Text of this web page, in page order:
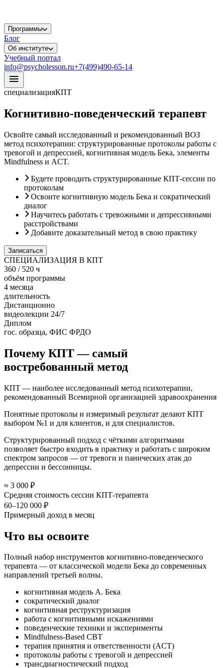
Программы
Блог
Об институте
Учебный портал
info@psycholesson.ru+7(499)490-65-14
специализацияКПТ
Когнитивно-поведенческий терапевт
Освойте самый исследованный и рекомендованный ВОЗ
метод психотерапии: структурированные протоколы работы с
тревогой и депрессией, когнитивная модель Бека, элементы
Mindfulness и ACT.
Будете проводить структурированные КПТ-сессии по
протоколам
Освоите когнитивную модель Бека и сократический
диалог
Научитесь работать с тревожными и депрессивными
расстройствами
Добавите доказательный метод в свою практику
Записаться
СПЕЦИАЛИЗАЦИЯ В КПТ
360 / 520 ч
объём программы
4 месяца
длительность
Дистанционно
видеолекции 24/7
Диплом
гос. образца, ФИС ФРДО
Почему КПТ — самый
востребованный метод
КПТ — наиболее исследованный метод психотерапии,
рекомендованный Всемирной организацией здравоохранения
Понятные протоколы и измеримый результат делают КПТ
выбором №1 и для клиентов, и для специалистов.
Структурированный подход с чёткими алгоритмами
позволяет быстро входить в практику и работать с широким
спектром запросов — от тревоги и панических атак до
депрессии и бессонницы.
≈ 3 000 ₽
Средняя стоимость сессии КПТ-терапевта
60–120 000 ₽
Примерный доход в месяц
Что вы освоите
Полный набор инструментов когнитивно-поведенческого
терапевта — от классической модели Бека до современных
направлений третьей волны.
когнитивная модель А. Бека
сократический диалог
когнитивная реструктуризация
работа с когнитивными искажениями
поведенческие техники и эксперименты
Mindfulness-Based CBT
терапия принятия и ответственности (ACT)
протоколы работы с тревогой и депрессией
трансдиагностический подход